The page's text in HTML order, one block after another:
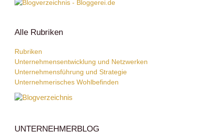
Alle Rubriken
Rubriken
Unternehmensentwicklung und Netzwerken
Unternehmensführung und Strategie
Unternehmerisches Wohlbefinden
UNTERNEHMERBLOG